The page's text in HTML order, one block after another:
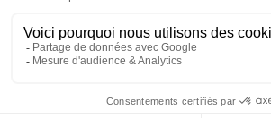
EU data act